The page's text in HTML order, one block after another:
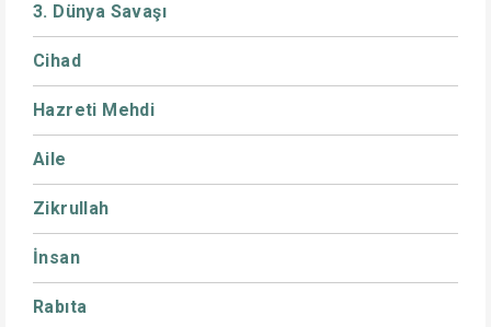
3. Dünya Savaşı
Cihad
Hazreti Mehdi
Aile
Zikrullah
İnsan
Rabıta